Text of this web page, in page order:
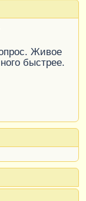
Живое
быстрее.